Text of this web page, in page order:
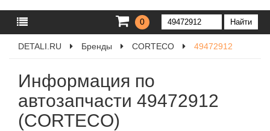
0
DETALI.RU Бренды CORTECO 49472912
Информация по
автозапчасти 49472912
(CORTECO)